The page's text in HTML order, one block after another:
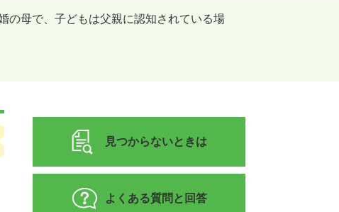
の母で、子どもは父親に認知されている場
見つからないときは
よくある質問と回答